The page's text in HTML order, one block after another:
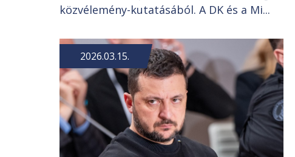
közvélemény-kutatásából. A DK és a Mi...
2026.03.15.